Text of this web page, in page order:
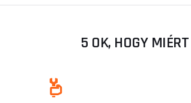
5 OK, HOGY